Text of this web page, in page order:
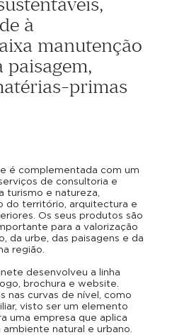
à
manutenção
paisagem,
primas
é complementada com um
de consultoria e
turismo e natureza,
do território, arquitectura e
Os seus produtos são
para a valorização
da urbe, das paisagens e da
região.
desenvolveu a linha
brochura e website.
nas curvas de nível, como
visto ser um elemento
uma empresa que aplica
natural e urbano.